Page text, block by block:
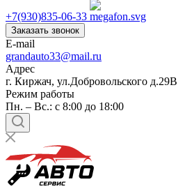
+7(930)835-06-33
Заказать звонок
E-mail
grandauto33@mail.ru
Адрес
г. Киржач, ул.Добровольского д.29В
Режим работы
Пн. – Вс.: с 8:00 до 18:00